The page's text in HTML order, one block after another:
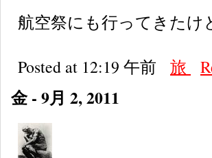
航空祭にも行ってきたけ
Posted at 12:19 午前 旅
金 - 9月 2, 2011